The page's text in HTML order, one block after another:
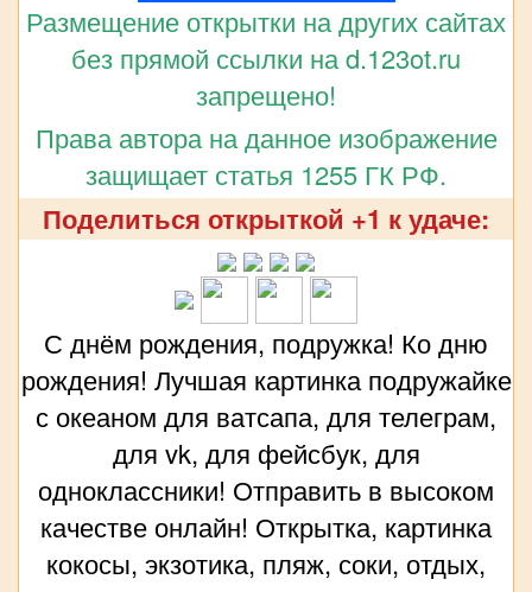
Размещение открытки на других сайтах
без прямой ссылки на d.123ot.ru
запрещено!
Права автора на данное изображение
защищает статья 1255 ГК РФ.
Поделиться открыткой +1 к удаче:
С днём рождения, подружка! Ко дню
рождения! Лучшая картинка подружайке
с океаном для ватсапа, для телеграм,
для vk, для фейсбук, для
одноклассники! Отправить в высоком
качестве онлайн! Открытка, картинка
кокосы, экзотика, пляж, соки, отдых,